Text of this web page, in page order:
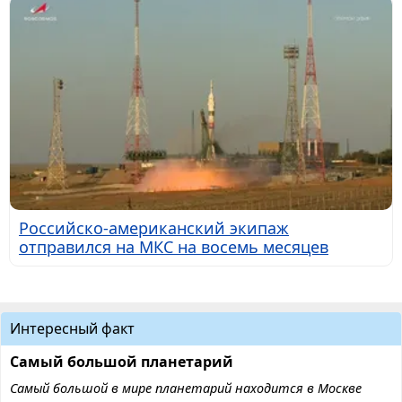
Российско-американский экипаж
отправился на МКС на восемь месяцев
Интересный факт
Самый большой планетарий
Самый большой в мире планетарий находится в Москве